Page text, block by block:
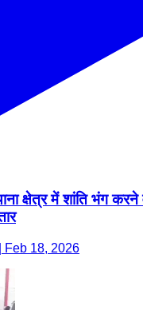
क्षेत्र में शांति भंग करने
Feb 18, 2026